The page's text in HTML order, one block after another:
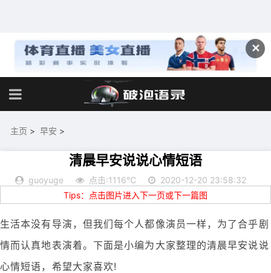
✕
主页 > 早安 >
清晨早安说说心情短语
guoyuge 点击:1116℃
2020-12-20 23:58:32
Tips：点击图片进入下一页或下一篇图
生活本没有导演，但我们每个人都像演员一样，为了合乎剧
情而认真地表演着。下面是小编为大家整理的清晨早安说说
心情短语，希望大家喜欢!